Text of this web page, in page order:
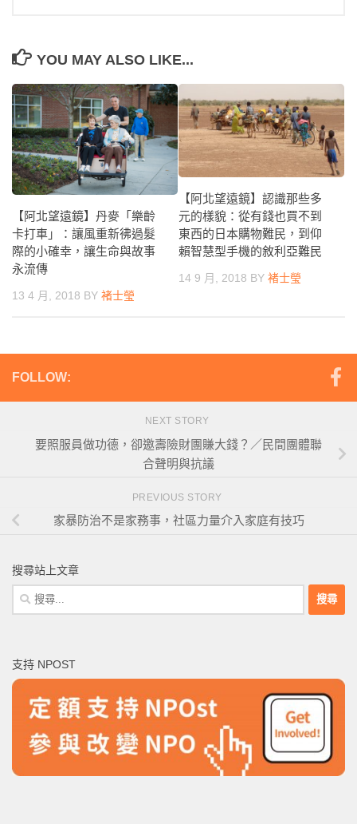
YOU MAY ALSO LIKE...
【阿北望遠鏡】丹麥「樂齡
卡打車」：讓風重新彿過髮
際的小確幸，讓生命與故事
永流傳
13 4 月, 2018 BY 褚士瑩
【阿北望遠鏡】認識那些多
元的樣貌：從有錢也買不到
東西的日本購物難民，到仰
賴智慧型手機的敘利亞難民
14 9 月, 2018 BY 褚士瑩
FOLLOW:
NEXT STORY
要照服員做功德，卻邀壽險財團賺大錢？／民間團體聯
合聲明與抗議
PREVIOUS STORY
家暴防治不是家務事，社區力量介入家庭有技巧
搜尋站上文章
搜
尋
字:
支持 NPOST